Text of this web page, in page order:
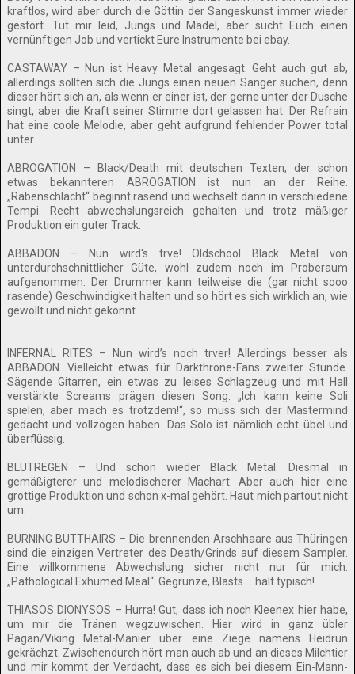
kraftlos, wird aber durch die Göttin der Sangeskunst immer wieder
gestört. Tut mir leid, Jungs und Mädel, aber sucht Euch einen
vernünftigen Job und vertickt Eure Instrumente bei ebay.
CASTAWAY – Nun ist Heavy Metal angesagt. Geht auch gut ab,
allerdings sollten sich die Jungs einen neuen Sänger suchen, denn
dieser hört sich an, als wenn er einer ist, der gerne unter der Dusche
singt, aber die Kraft seiner Stimme dort gelassen hat. Der Refrain
hat eine coole Melodie, aber geht aufgrund fehlender Power total
unter.
ABROGATION – Black/Death mit deutschen Texten, der schon
etwas bekannteren ABROGATION ist nun an der Reihe.
„Rabenschlacht“ beginnt rasend und wechselt dann in verschiedene
Tempi. Recht abwechslungsreich gehalten und trotz mäßiger
Produktion ein guter Track.
ABBADON – Nun wird's trve! Oldschool Black Metal von
unterdurchschnittlicher Güte, wohl zudem noch im Proberaum
aufgenommen. Der Drummer kann teilweise die (gar nicht sooo
rasende) Geschwindigkeit halten und so hört es sich wirklich an, wie
gewollt und nicht gekonnt.
INFERNAL RITES – Nun wird’s noch trver! Allerdings besser als
ABBADON. Vielleicht etwas für Darkthrone-Fans zweiter Stunde.
Sägende Gitarren, ein etwas zu leises Schlagzeug und mit Hall
verstärkte Screams prägen diesen Song. „Ich kann keine Soli
spielen, aber mach es trotzdem!“, so muss sich der Mastermind
gedacht und vollzogen haben. Das Solo ist nämlich echt übel und
überflüssig.
BLUTREGEN – Und schon wieder Black Metal. Diesmal in
gemäßigterer und melodischerer Machart. Aber auch hier eine
grottige Produktion und schon x-mal gehört. Haut mich partout nicht
um.
BURNING BUTTHAIRS – Die brennenden Arschhaare aus Thüringen
sind die einzigen Vertreter des Death/Grinds auf diesem Sampler.
Eine willkommene Abwechslung sicher nicht nur für mich.
„Pathological Exhumed Meal“: Gegrunze, Blasts … halt typisch!
THIASOS DIONYSOS – Hurra! Gut, dass ich noch Kleenex hier habe,
um mir die Tränen wegzuwischen. Hier wird in ganz übler
Pagan/Viking Metal-Manier über eine Ziege namens Heidrun
gekrächzt. Zwischendurch hört man auch ab und an dieses Milchtier
und mir kommt der Verdacht, dass es sich bei diesem Ein-Mann-